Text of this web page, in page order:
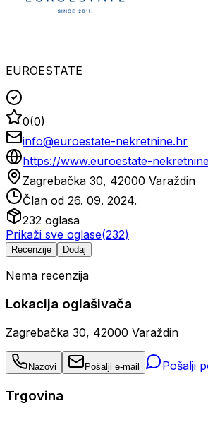
EUROESTATE
0(0)
info@euroestate-nekretnine.hr
https://www.euroestate-
Zagrebačka 30, 42000 Varaždin
Član od 26. 09. 2024.
232 oglasa
Prikaži sve oglase(232)
Recenzije Dodaj
Nema recenzija
Lokacija oglašivača
Zagrebačka 30, 42000 Varaždin
Nazovi Pošalji e-mail Pošalji
Trgovina